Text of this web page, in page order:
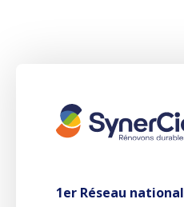
1er Réseau national